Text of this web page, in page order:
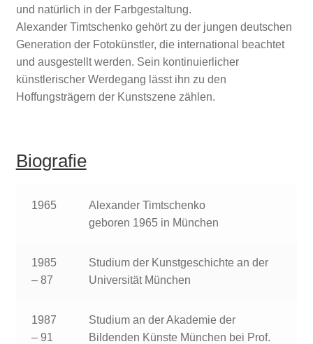
und natürlich in der Farbgestaltung.
Alexander Timtschenko gehört zu der jungen deutschen
Generation der Fotokünstler, die international beachtet
und ausgestellt werden. Sein kontinuierlicher
künstlerischer Werdegang lässt ihn zu den
Hoffungsträgern der Kunstszene zählen.
Biografie
1965
Alexander Timtschenko
geboren 1965 in München
1985
– 87
Studium der Kunstgeschichte an der
Universität München
1987
– 91
Studium an der Akademie der
Bildenden Künste München bei Prof.